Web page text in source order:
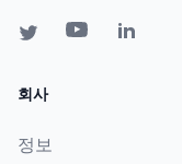
회사
정보